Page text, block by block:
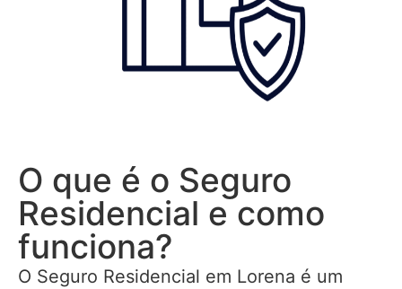
O que é o Seguro
Residencial e como
funciona?
O Seguro Residencial em Lorena é um